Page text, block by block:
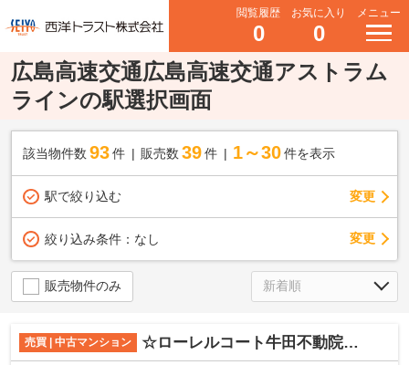
閲覧履歴
0
お気に入り
0
メニュー
広島高速交通広島高速交通アストラム
ラインの駅選択画面
該当物件数 93件 販売数 39 件 1～30 件を表示
駅で絞り込む 変更
絞り込み条件： なし 変更
販売物件のみ
売買 | 中古マンション ☆ローレルコート牛田不動院前 分譲中☆